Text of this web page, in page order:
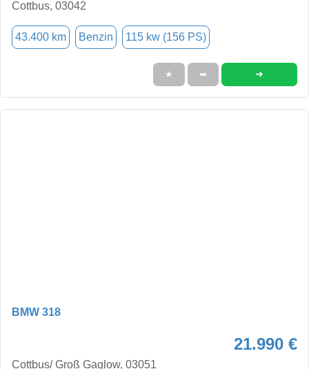
Cottbus, 03042
43.400 km Benzin 115 kw (156 PS)
★ ➦ ➜
BMW 318
21.990 €
Cottbus/ Groß Gaglow, 03051